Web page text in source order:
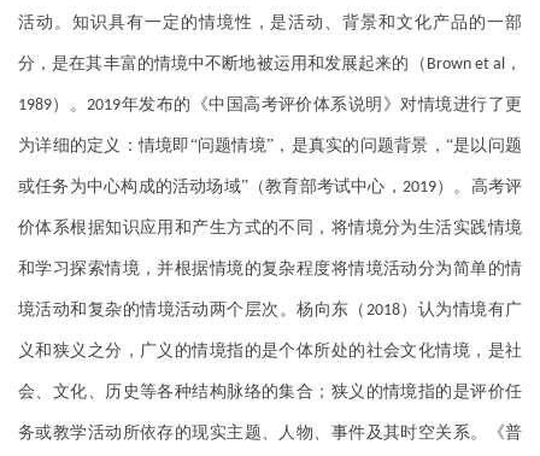
活动。知识具有一定的情境性，是活动、背景和文化产品的一部
分，是在其丰富的情境中不断地被运用和发展起来的（ Brown et al ，
1989）。 2019年发布的《中国高考评价体系说明》对情境进行了更
为详细的定义：情境即“问题情境”，是真实的问题背景，“是以问题
或任务为中心构成的活动场域”（教育部考试中心， 2019）。高考评
价体系根据知识应用和产生方式的不同，将情境分为生活实践情境
和学习探索情境，并根据情境的复杂程度将情境活动分为简单的情
境活动和复杂的情境活动两个层次。杨向东（ 2018）认为情境有广
义和狭义之分，广义的情境指的是个体所处的社会文化情境，是社
会、文化、历史等各种结构脉络的集合；狭义的情境指的是评价任
务或教学活动所依存的现实主题、人物、事件及其时空关系。《普